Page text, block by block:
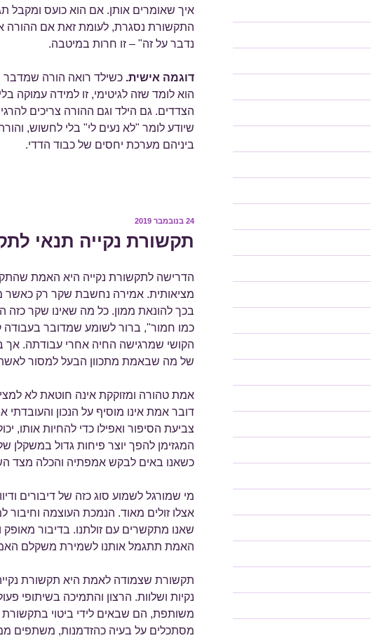
איך שאומרים אותן. אם הוא כועס ומקבל
התקשורת נסגרת, לעומת זאת אם ההורה
נדבר על זה" – זו חרות במיטבה.
דוגמה אישית. כשילד רואה הורה
הוא לומד שזה לגיטימי, זו למידה עמוקה
הצדדים. גם הילד וגם ההורה צריכים
שיודע לומר "לא נעים לי" בלי לחשוש,
ביניהם מערכת יחסים של כבוד הדדי.
פורסם
24 בנובמבר 2019
תקשורת נקייה תנאי
הדרישה לתקשורת נקייה היא האמת
מציאותית. אמירה נחשבת שקר רק כאשר
בכך להונאת ממון. כל מה שאינו שקר
כמו חמור", ברור לשומע שמדובר בעבודה
הקושי שמרגישה החיה אחרי עבודתה. אך
של מה שבאמת מתכוון הבעל למסור
אמת טהורה ומזוקקת אינה חוטאת לא
דובר אמת אינו מוסיף על הנכון
צביעת הסיפור ואפילו כדי להחיות אותו,
המגזימן להפך יוצר פיחות גדול במשקלן
כשאנו באים לבקש אמפתיה והכלה מצד
מי שמורגל לשמוע סוג כזה של דיבורים
אצלו זולים מאוד. הנמכת העוצמה
שאנו מתקשרים עם זולתנו. בדיבור מאופק
האמת תתגמל אותנו לשמירת משקלם
תקשורת שצמודה לאמת היא תקשורת
נקיות ושלוות. הרצון והתמיכה בשיתופי
משותפת, הם שבאים לידי ביטוי בתקשורת
מסתכלים על בעיה כהזדמנות, משתפים